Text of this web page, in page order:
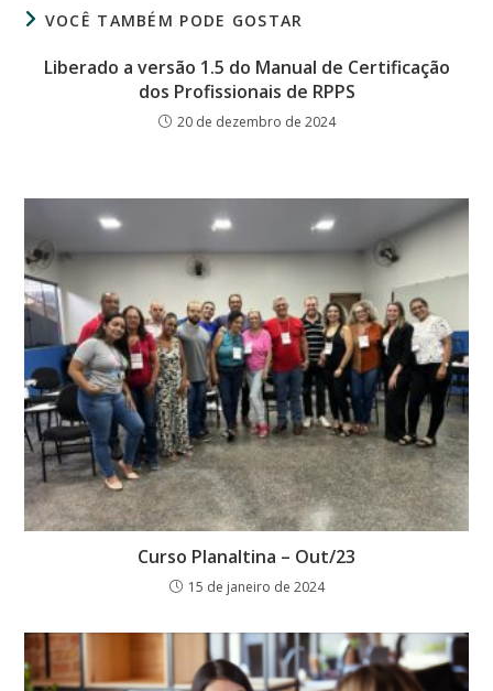
VOCÊ TAMBÉM PODE GOSTAR
Liberado a versão 1.5 do Manual de Certificação
dos Profissionais de RPPS
20 de dezembro de 2024
Curso Planaltina – Out/23
15 de janeiro de 2024